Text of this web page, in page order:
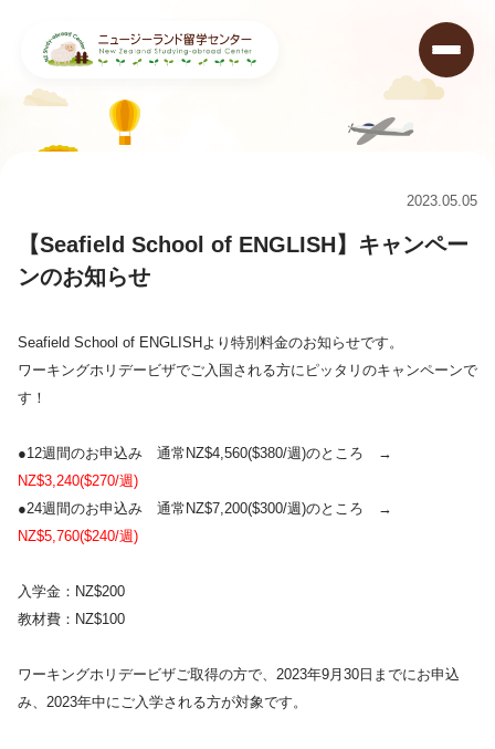
2023.05.05
【Seafield School of ENGLISH】キャンペー
ンのお知らせ
Seafield School of ENGLISHより特別料金のお知らせです。
ワーキングホリデービザでご入国される方にピッタリのキャンペーンで
す！
●12週間のお申込み 通常NZ$4,560($380/週)のところ →
NZ$3,240($270/週)
●24週間のお申込み 通常NZ$7,200($300/週)のところ →
NZ$5,760($240/週)
入学金：NZ$200
教材費：NZ$100
ワーキングホリデービザご取得の方で、2023年9月30日までにお申込
み、2023年中にご入学される方が対象です。